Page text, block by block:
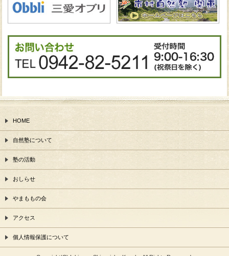
HOME
自然塾について
塾の活動
おしらせ
やまももの会
アクセス
個人情報保護について